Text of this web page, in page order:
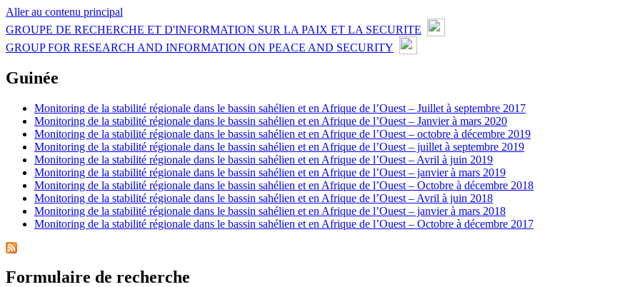
Aller au contenu principal
GROUPE DE RECHERCHE ET D'INFORMATION SUR LA PAIX ET LA SECURITE
GROUP FOR RESEARCH AND INFORMATION ON PEACE AND SECURITY
Guinée
Monitoring de la stabilité régionale dans le bassin sahélien et en Afrique de l’Ouest – Juillet à septembre 2017
Monitoring de la stabilité régionale dans le bassin sahélien et en Afrique de l’Ouest – Janvier à mars 2020
Monitoring de la stabilité régionale dans le bassin sahélien et en Afrique de l’Ouest – octobre à décembre 2019
Monitoring de la stabilité régionale dans le bassin sahélien et en Afrique de l’Ouest – juillet à septembre 2019
Monitoring de la stabilité régionale dans le bassin sahélien et en Afrique de l’Ouest – Avril à juin 2019
Monitoring de la stabilité régionale dans le bassin sahélien et en Afrique de l’Ouest – janvier à mars 2019
Monitoring de la stabilité régionale dans le bassin sahélien et en Afrique de l’Ouest – Octobre à décembre 2018
Monitoring de la stabilité régionale dans le bassin sahélien et en Afrique de l’Ouest – Avril à juin 2018
Monitoring de la stabilité régionale dans le bassin sahélien et en Afrique de l’Ouest – janvier à mars 2018
Monitoring de la stabilité régionale dans le bassin sahélien et en Afrique de l’Ouest – Octobre à décembre 2017
Formulaire de recherche